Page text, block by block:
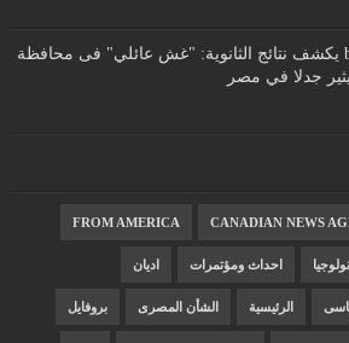
موقعbbc يكشف نتائج الثانوية: "غش عائلي" فى محافظة
جدلا في مصر
CANADIAN NEWS
FROM AMERICA
احداث ومؤتمرات اديان
الرئيسية الشأن المصرى بروفايل